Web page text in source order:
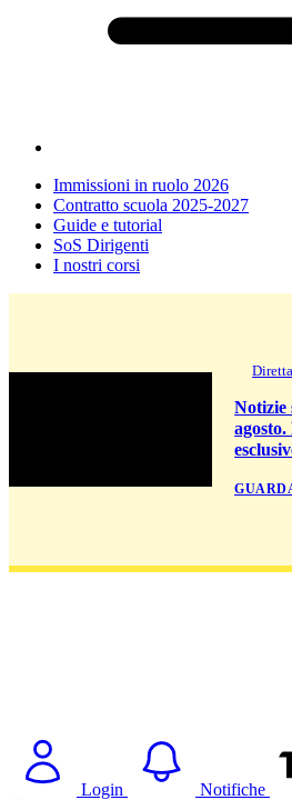
Immissioni in ruolo 2026
Contratto scuola 2025-2027
Guide e tutorial
SoS Dirigenti
I nostri corsi
Notizie
Login Notifiche